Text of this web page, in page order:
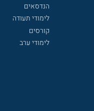
הנדסאים
לימודי תעודה
קורסים
לימודי ערב